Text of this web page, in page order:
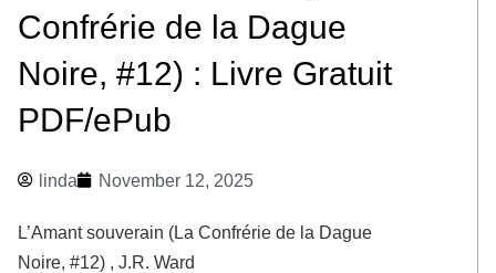
Confrérie de la Dague
Noire, #12) : Livre Gratuit
PDF/ePub
linda November 12, 2025
L’Amant souverain (La Confrérie de la Dague
Noire, #12) , J.R. Ward